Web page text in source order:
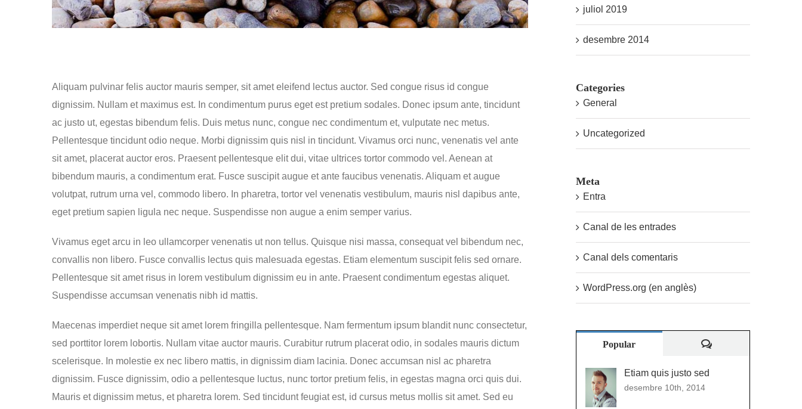
Aliquam pulvinar felis auctor mauris semper, sit amet eleifend lectus auctor. Sed congue risus id congue
dignissim. Nullam et maximus est. In condimentum purus eget est pretium sodales. Donec ipsum ante, tincidunt
ac justo ut, egestas bibendum felis. Duis metus nunc, congue nec condimentum et, vulputate nec metus.
Pellentesque tincidunt odio neque. Morbi dignissim quis nisl in tincidunt. Vivamus orci nunc, venenatis vel ante
sit amet, placerat auctor eros. Praesent pellentesque elit dui, vitae ultrices tortor commodo vel. Aenean at
bibendum mauris, a condimentum erat. Fusce suscipit augue et ante faucibus venenatis. Aliquam et augue
volutpat, rutrum urna vel, commodo libero. In pharetra, tortor vel venenatis vestibulum, mauris nisl dapibus ante,
eget pretium sapien ligula nec neque. Suspendisse non augue a enim semper varius.
Vivamus eget arcu in leo ullamcorper venenatis ut non tellus. Quisque nisi massa, consequat vel bibendum nec,
convallis non libero. Fusce convallis lectus quis malesuada egestas. Etiam elementum suscipit felis sed ornare.
Pellentesque sit amet risus in lorem vestibulum dignissim eu in ante. Praesent condimentum egestas aliquet.
Suspendisse accumsan venenatis nibh id mattis.
Maecenas imperdiet neque sit amet lorem fringilla pellentesque. Nam fermentum ipsum blandit nunc consectetur,
sed porttitor lorem lobortis. Nullam vitae auctor mauris. Curabitur rutrum placerat odio, in sodales mauris dictum
scelerisque. In molestie ex nec libero mattis, in dignissim diam lacinia. Donec accumsan nisl ac pharetra
dignissim. Fusce dignissim, odio a pellentesque luctus, nunc tortor pretium felis, in egestas magna orci quis dui.
Mauris et dignissim metus, et pharetra lorem. Sed tincidunt feugiat est, id cursus metus mollis sit amet. Sed eu
juliol 2019
desembre 2014
Categories
General
Uncategorized
Meta
Entra
Canal de les entrades
Canal dels comentaris
WordPress.org (en anglès)
Popular Comentaris
Etiam quis justo sed
desembre 10th, 2014